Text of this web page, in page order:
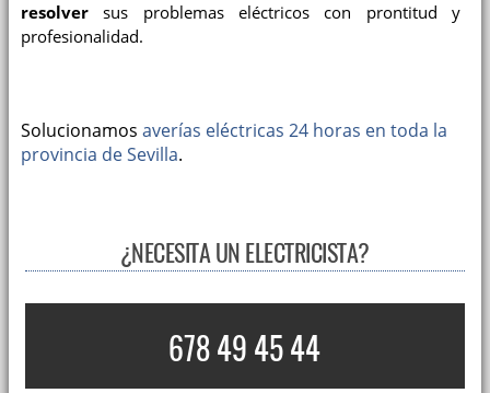
resolversus problemas eléctricos con prontitud y
profesionalidad.
Solucionamos averías eléctricas 24 horas en toda la
provincia de Sevilla.
¿NECESITA UN ELECTRICISTA?
678 49 45 44